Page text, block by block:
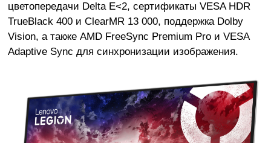
цветопередачи Delta E<2, сертификаты VESA HDR
TrueBlack 400 и ClearMR 13 000, поддержка Dolby
Vision, а также AMD FreeSync Premium Pro и VESA
Adaptive Sync для синхронизации изображения.